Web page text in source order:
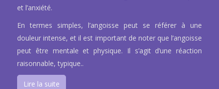
et l’anxiété.
En termes simples, l’angoisse peut se référer à une
douleur intense, et il est important de noter que l’angoisse
peut être mentale et physique. Il s’agit d’une réaction
raisonnable, typique..
Lire la suite